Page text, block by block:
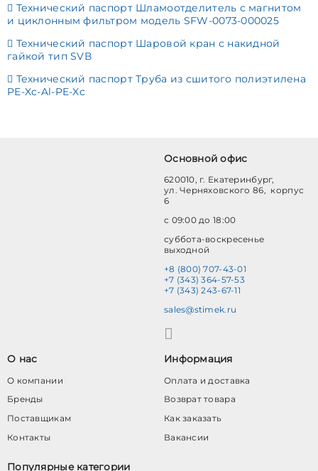
Технический паспорт Шламоотделитель с магнитом
и циклонным фильтром модель SFW-0073-000025
Технический паспорт Шаровой кран с накидной
гайкой тип SVВ
Технический паспорт Труба из сшитого полиэтилена
PE-Xc-Al-PE-Xc
Основной офис
620010, г. Екатеринбург,
ул. Черняховского 86, корпус
6
с 09:00 до 18:00
суббота-воскресенье
выходной
+8 (800) 707-43-01
+7 (343) 364-57-53
+7 (343) 243-67-11
sales@stimek.ru
О нас
О компании
Бренды
Поставщикам
Контакты
Информация
Оплата и доставка
Возврат товара
Как заказать
Вакансии
Популярные категории